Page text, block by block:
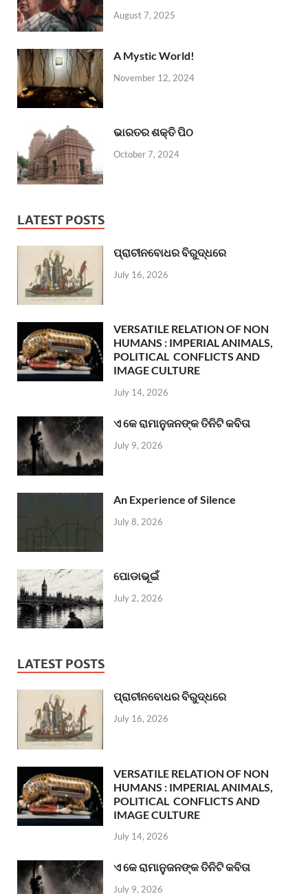
August 7, 2025
A Mystic World!
November 12, 2024
ଭାରତର ଶକ୍ତି ପିଠ
October 7, 2024
LATEST POSTS
ପ୍ରାଚୀନବୋଧର ବିରୁଦ୍ଧରେ
July 16, 2026
VERSATILE RELATION OF NON
HUMANS : IMPERIAL ANIMALS,
POLITICAL CONFLICTS AND
IMAGE CULTURE
July 14, 2026
ଏ କେ ରାମାନୁଜନଙ୍କ ତିନିଟି କବିତା
July 9, 2026
An Experience of Silence
July 8, 2026
ପୋଡାଭୂଇଁ
July 2, 2026
LATEST POSTS
ପ୍ରାଚୀନବୋଧର ବିରୁଦ୍ଧରେ
July 16, 2026
VERSATILE RELATION OF NON
HUMANS : IMPERIAL ANIMALS,
POLITICAL CONFLICTS AND
IMAGE CULTURE
July 14, 2026
ଏ କେ ରାମାନୁଜନଙ୍କ ତିନିଟି କବିତା
July 9, 2026